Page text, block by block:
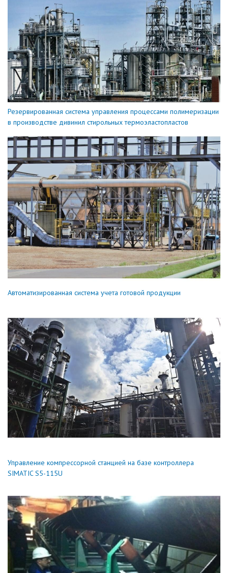
Резервированная система управления процессами полимеризации
в производстве дивинил стирольных термоэластопластов
Автоматизированная система учета готовой продукции
Управление компрессорной станцией на базе контроллера
SIMATIC S5-115U